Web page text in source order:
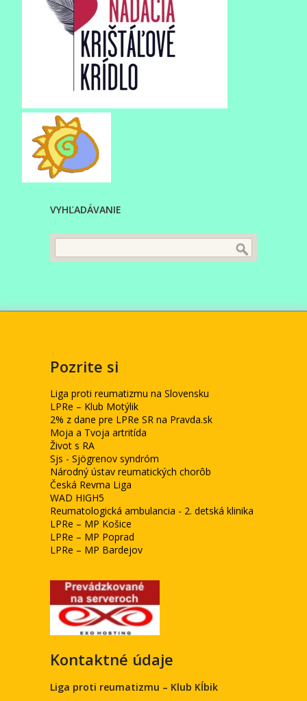
VYHĽADÁVANIE
Pozrite si
Liga proti reumatizmu na Slovensku
LPRe – Klub Motýlik
2% z dane pre LPRe SR na Pravda.sk
Moja a Tvoja artritída
Život s RA
Sjs - Sjögrenov syndróm
Národný ústav reumatických chorôb
Česká Revma Liga
WAD HIGH5
Reumatologická ambulancia - 2. detská klinika
LPRe – MP Košice
LPRe – MP Poprad
LPRe – MP Bardejov
Kontaktné údaje
Liga proti reumatizmu – Klub Kĺbik